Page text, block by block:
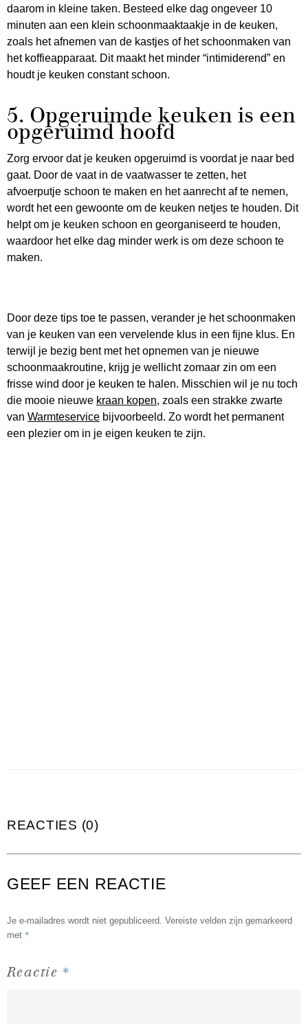
daarom in kleine taken. Besteed elke dag ongeveer 10
minuten aan een klein schoonmaaktaakje in de keuken,
zoals het afnemen van de kastjes of het schoonmaken van
het koffieapparaat. Dit maakt het minder “intimiderend” en
houdt je keuken constant schoon.
5. Opgeruimde keuken is een
opgeruimd hoofd
Zorg ervoor dat je keuken opgeruimd is voordat je naar bed
gaat. Door de vaat in de vaatwasser te zetten, het
afvoerputje schoon te maken en het aanrecht af te nemen,
wordt het een gewoonte om de keuken netjes te houden. Dit
helpt om je keuken schoon en georganiseerd te houden,
waardoor het elke dag minder werk is om deze schoon te
maken.
Door deze tips toe te passen, verander je het schoonmaken
van je keuken van een vervelende klus in een fijne klus. En
terwijl je bezig bent met het opnemen van je nieuwe
schoonmaakroutine, krijg je wellicht zomaar zin om een
frisse wind door je keuken te halen. Misschien wil je nu toch
die mooie nieuwe kraan kopen, zoals een strakke zwarte
van Warmteservice bijvoorbeeld. Zo wordt het permanent
een plezier om in je eigen keuken te zijn.
REACTIES (0)
GEEF EEN REACTIE
Je e-mailadres wordt niet gepubliceerd. Vereiste velden zijn gemarkeerd
met *
Reactie *